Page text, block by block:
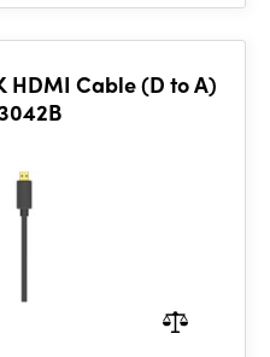
HDMI Cable (D to A)